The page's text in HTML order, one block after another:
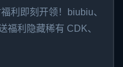
利即刻开领！biubiu、
福利隐藏稀有 CDK、